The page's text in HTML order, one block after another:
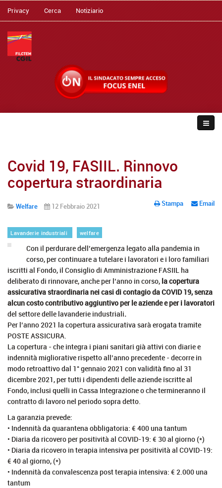
Privacy Cerca Notiziario
Covid 19, FASIIL. Rinnovo
copertura straordinaria
Stampa Email
Welfare 12 Febbraio 2021
Lavanderie industriali welfare
Con il perdurare dell’emergenza legato alla pandemia in
corso, per continuare a tutelare i lavoratori e i loro familiari
iscritti al Fondo, il Consiglio di Amministrazione FASIIL ha
deliberato di rinnovare, anche per l’anno in corso, la copertura
assicurativa straordinaria nei casi di contagio da COVID 19, senza
alcun costo contributivo aggiuntivo per le aziende e per i lavoratori
del settore delle lavanderie industriali.
Per l’anno 2021 la copertura assicurativa sarà erogata tramite
POSTE ASSICURA.
La copertura - che integra i piani sanitari già attivi con diarie e
indennità migliorative rispetto all’anno precedente - decorre in
modo retroattivo dal 1° gennaio 2021 con validità fino al 31
dicembre 2021, per tutti i dipendenti delle aziende iscritte al
Fondo, inclusi quelli in Cassa Integrazione o che termineranno il
contratto di lavoro nel periodo sopra detto.
La garanzia prevede:
• Indennità da quarantena obbligatoria: € 400 una tantum
• Diaria da ricovero per positività al COVID-19: € 30 al giorno (*)
• Diaria da ricovero in terapia intensiva per positività al COVID-19:
€ 40 al giorno, (*)
• Indennità da convalescenza post terapia intensiva: € 2.000 una
tantum